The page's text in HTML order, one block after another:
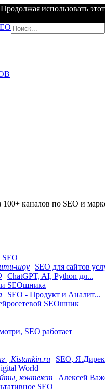
использовать
каналов по SEO и
SEO для сайтов
ChatGPT, AI, Python дл...
SEOшника
SEO - Продукт и Аналит...
SEOшник
SEO работает
SEO,
World
Алексей
SEO